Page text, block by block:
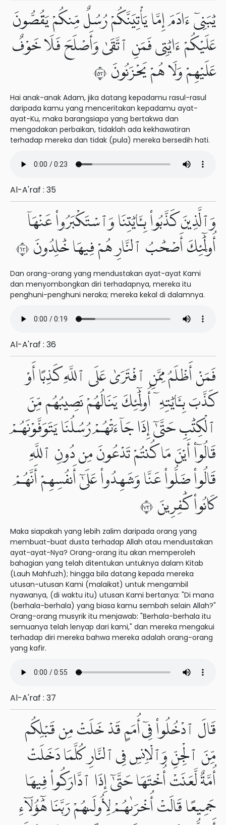
يَٰبَنِىٓ ءَادَمَ إِمَّا يَأْتِيَنَّكُمْ رُسُلٌ مِّنكُمْ يَقُصُّونَ
عَلَيْكُمْ ءَايَٰتِى فَمَنِ ٱتَّقَىٰ وَأَصْلَحَ فَلَا خَوْفٌ
عَلَيْهِمْ وَلَا هُمْ يَحْزَنُونَ ٣٥
Hai anak-anak Adam, jika datang kepadamu rasul-rasul
daripada kamu yang menceritakan kepadamu ayat-
ayat-Ku, maka barangsiapa yang bertakwa dan
mengadakan perbaikan, tidaklah ada kekhawatiran
terhadap mereka dan tidak (pula) mereka bersedih hati.
Al-A'raf : 35
وَٱلَّذِينَ كَذَّبُوا۟ بِـَٔايَٰتِنَا وَٱسْتَكْبَرُوا۟ عَنْهَآ
أُو۟لَٰٓئِكَ أَصْحَٰبُ ٱلنَّارِ هُمْ فِيهَا خَٰلِدُونَ ٣٦
Dan orang-orang yang mendustakan ayat-ayat Kami
dan menyombongkan diri terhadapnya, mereka itu
penghuni-penghuni neraka; mereka kekal di dalamnya.
Al-A'raf : 36
فَمَنْ أَظْلَمُ مِمَّنِ ٱفْتَرَىٰ عَلَى ٱللَّهِ كَذِبًا أَوْ
كَذَّبَ بِـَٔايَٰتِهِۦٓ أُو۟لَٰٓئِكَ يَنَالُهُمْ نَصِيبُهُم مِّنَ
ٱلْكِتَٰبِ حَتَّىٰٓ إِذَا جَآءَتْهُمْ رُسُلُنَا يَتَوَفَّوْنَهُمْ
قَالُوٓا۟ أَيْنَ مَا كُنتُمْ تَدْعُونَ مِن دُونِ ٱللَّهِ
قَالُوا۟ ضَلُّوا۟ عَنَّا وَشَهِدُوا۟ عَلَىٰٓ أَنفُسِهِمْ أَنَّهُمْ
كَانُوا۟ كَٰفِرِينَ ٣٧
Maka siapakah yang lebih zalim daripada orang yang
membuat-buat dusta terhadap Allah atau mendustakan
ayat-ayat-Nya? Orang-orang itu akan memperoleh
bahagian yang telah ditentukan untuknya dalam Kitab
(Lauh Mahfuzh); hingga bila datang kepada mereka
utusan-utusan Kami (malaikat) untuk mengambil
nyawanya, (di waktu itu) utusan Kami bertanya: "Di mana
(berhala-berhala) yang biasa kamu sembah selain Allah?"
Orang-orang musyrik itu menjawab: "Berhala-berhala itu
semuanya telah lenyap dari kami," dan mereka mengakui
terhadap diri mereka bahwa mereka adalah orang-orang
yang kafir.
Al-A'raf : 37
قَالَ ٱدْخُلُوا۟ فِىٓ أُمَمٍ قَدْ خَلَتْ مِن قَبْلِكُم
مِّنَ ٱلْجِنِّ وَٱلْإِنسِ فِى ٱلنَّارِ كُلَّمَا دَخَلَتْ
أُمَّةٌ لَّعَنَتْ أُخْتَهَا حَتَّىٰٓ إِذَا ٱدَّارَكُوا۟ فِيهَا
جَمِيعًا قَالَتْ أُخْرَىٰهُمْ لِأُولَىٰهُمْ رَبَّنَا هَٰٓؤُلَآءِ